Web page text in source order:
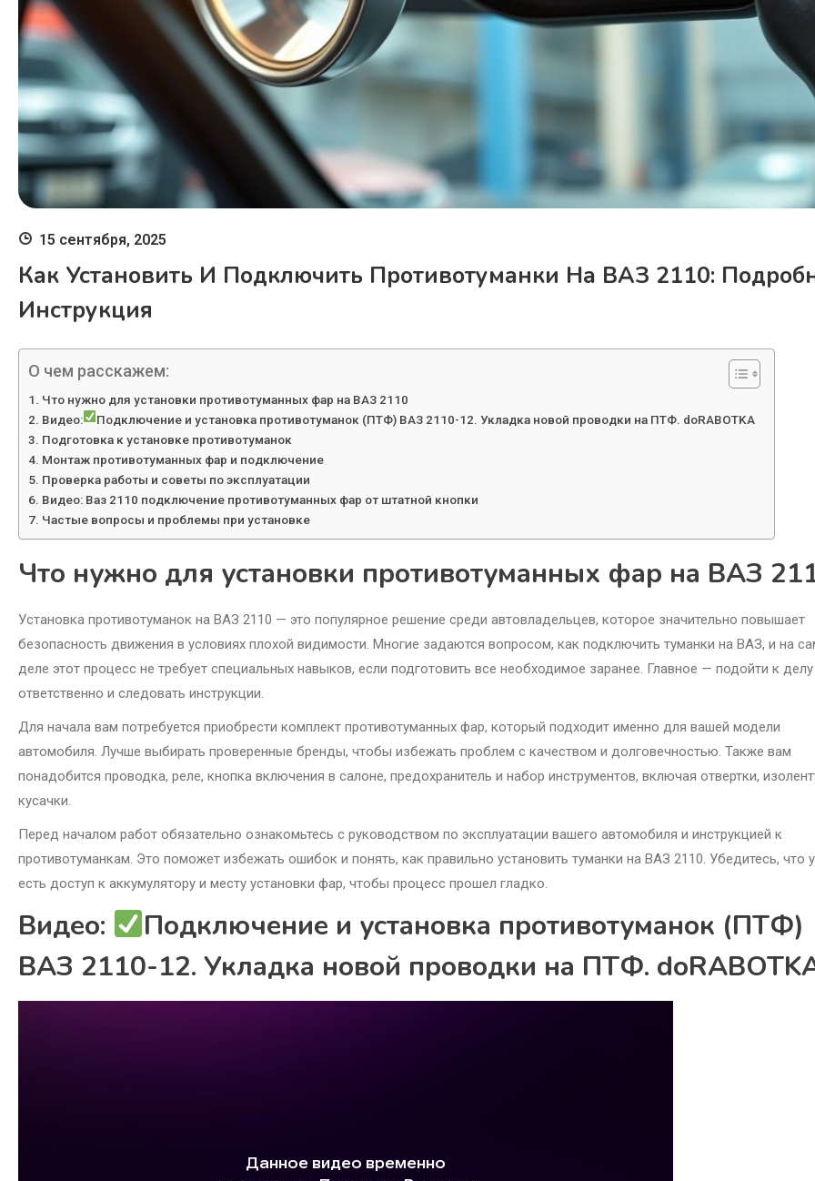
15 сентября, 2025
Как Установить И Подключить Противотуманки На ВАЗ 2110:
Инструкция
О чем расскажем:
Что нужно для установки противотуманных фар на ВАЗ 2110
Видео:
Подключение и установка противотуманок (ПТФ) ВАЗ 2110-12. Укладка новой проводки на ПТФ. doRABOTKA
Подготовка к установке противотуманок
Монтаж противотуманных фар и подключение
Проверка работы и советы по эксплуатации
Видео: Ваз 2110 подключение противотуманных фар от штатной кнопки
Частые вопросы и проблемы при установке
Что нужно для установки противотуманных фар на ВАЗ
Установка противотуманок на ВАЗ 2110 — это популярное решение среди автовладельцев, которое значительно повышает
безопасность движения в условиях плохой видимости. Многие задаются вопросом, как подключить туманки на ВАЗ, и на
деле этот процесс не требует специальных навыков, если подготовить все необходимое заранее. Главное — подойти к делу
ответственно и следовать инструкции.
Для начала вам потребуется приобрести комплект противотуманных фар, который подходит именно для вашей модели
автомобиля. Лучше выбирать проверенные бренды, чтобы избежать проблем с качеством и долговечностью. Также вам
понадобится проводка, реле, кнопка включения в салоне, предохранитель и набор инструментов, включая отвертки,
кусачки.
Перед началом работ обязательно ознакомьтесь с руководством по эксплуатации вашего автомобиля и инструкцией к
противотуманкам. Это поможет избежать ошибок и понять, как правильно установить туманки на ВАЗ 2110. Убедитесь, что
есть доступ к аккумулятору и месту установки фар, чтобы процесс прошел гладко.
Видео:
Подключение и установка противотуманок (ПТФ)
ВАЗ 2110-12. Укладка новой проводки на ПТФ.